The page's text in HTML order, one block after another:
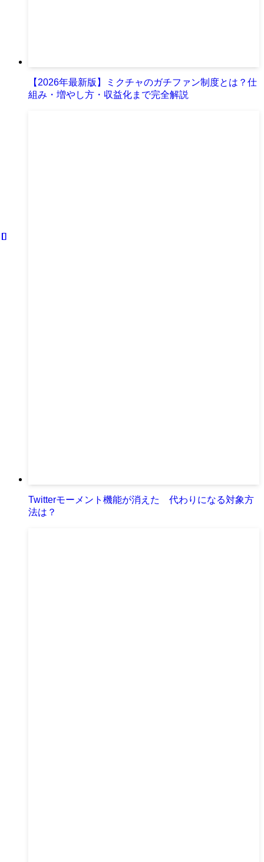
【2026年最新版】ミクチャのガチファン制度とは？仕
組み・増やし方・収益化まで完全解説
Twitterモーメント機能が消えた 代わりになる対象方
法は？